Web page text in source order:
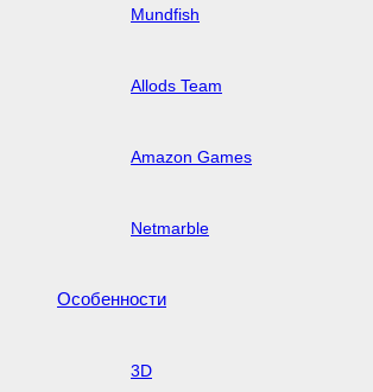
Mundfish
Allods Team
Amazon Games
Netmarble
Особенности
3D